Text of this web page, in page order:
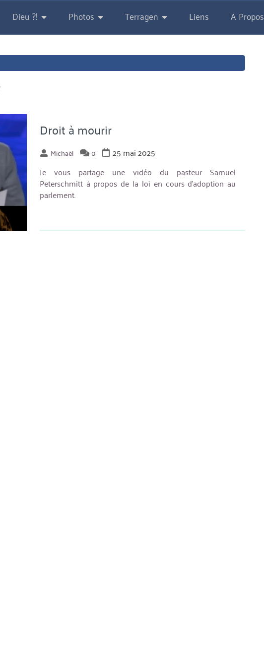
Dieu ?! Photos Terragen Liens A Propos
Droit à mourir
Michaël 0
25 mai 2025
Je vous partage une vidéo du pasteur Samuel
Peterschmitt à propos de la loi en cours d’adoption au
parlement.